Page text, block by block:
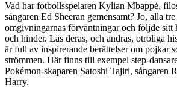
Vad har fotbollsspelaren Kylian Mbappé,
sångaren Ed Sheeran gemensamt? Jo, alla
omgivningarnas förväntningar och följde sitt
och hinder. Läs deras, och andras, otroliga
är full av inspirerande berättelser om pojkar
strömmen. Här finns till exempel step-
Pokémon-skaparen Satoshi Tajiri, sångaren
Harry.